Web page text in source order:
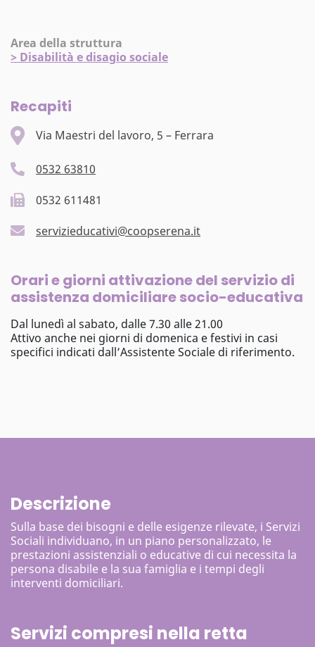
Area della struttura
> Disabilità e disagio sociale
Recapiti
Via Maestri del lavoro, 5 – Ferrara
0532 63810
0532 611481
servizieducativi@coopserena.it
Orari e giorni attivazione del servizio di
assistenza domiciliare socio-educativa
Dal lunedì al sabato, dalle 7.30 alle 21.00
Attivo anche nei giorni di domenica e festivi in casi
specifici indicati dall’Assistente Sociale di riferimento.
Descrizione
Sulla base dei bisogni e delle esigenze rilevate, i Servizi
Sociali individuano, in un piano personalizzato, le
prestazioni assistenziali o educative di cui necessita la
persona disabile e la sua famiglia e i tempi degli
interventi domiciliari.
Servizi compresi nella retta